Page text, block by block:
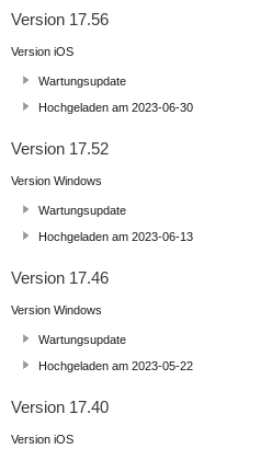
Version 17.56
Version iOS
Wartungsupdate
Hochgeladen am 2023-06-30
Version 17.52
Version Windows
Wartungsupdate
Hochgeladen am 2023-06-13
Version 17.46
Version Windows
Wartungsupdate
Hochgeladen am 2023-05-22
Version 17.40
Version iOS